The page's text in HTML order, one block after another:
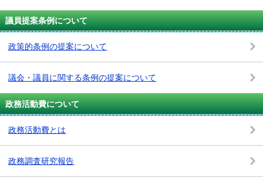
議員提案条例について
政策的条例の提案について
議会・議員に関する条例の提案について
政務活動費について
政務活動費とは
政務調査研究報告